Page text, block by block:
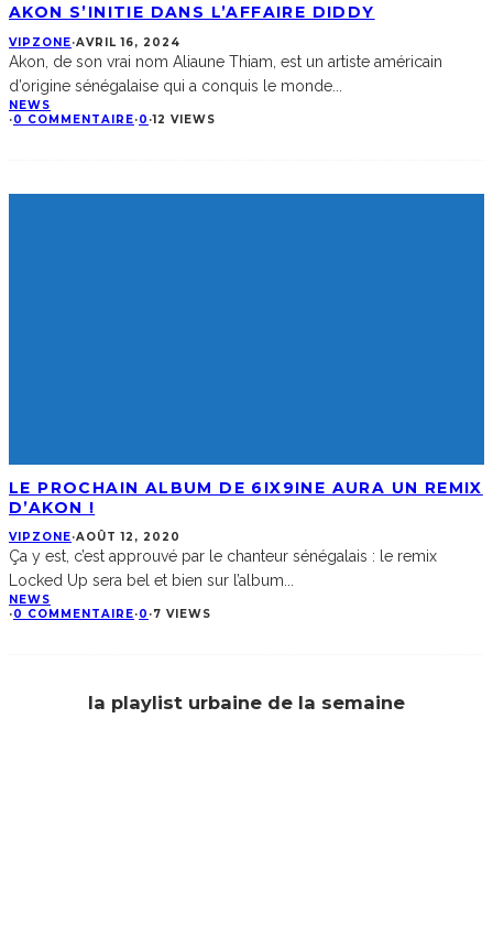
AKON S’INITIE DANS L’AFFAIRE DIDDY
VIPZONE·AVRIL 16, 2024
Akon, de son vrai nom Aliaune Thiam, est un artiste américain
d’origine sénégalaise qui a conquis le monde
NEWS
·0 COMMENTAIRE·0 ·12 VIEWS
LE PROCHAIN ALBUM DE 6IX9INE AURA UN REMIX
D’AKON !
VIPZONE·AOÛT 12, 2020
Ça y est, c’est approuvé par le chanteur sénégalais : le remix
Locked Up sera bel et bien sur l’album...
NEWS
·0 COMMENTAIRE·0 ·7 VIEWS
la playlist urbaine de la semaine